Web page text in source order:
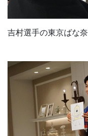
吉村選手の東京ばな奈